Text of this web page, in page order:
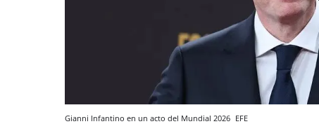
Gianni Infantino en un acto del Mundial 2026 EFE